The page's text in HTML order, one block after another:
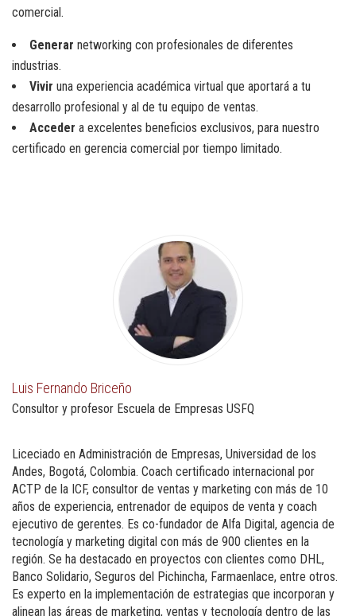
comercial.
Generar networking con profesionales de diferentes
industrias.
Vivir una experiencia académica virtual que aportará a tu
desarrollo profesional y al de tu equipo de ventas.
Acceder a excelentes beneficios exclusivos, para nuestro
certificado en gerencia comercial por tiempo limitado.
Luis Fernando Briceño
Consultor y profesor Escuela de Empresas USFQ
Liceciado en Administración de Empresas, Universidad de los
Andes, Bogotá, Colombia. Coach certificado internacional por
ACTP de la ICF, consultor de ventas y marketing con más de 10
años de experiencia, entrenador de equipos de venta y coach
ejecutivo de gerentes. Es co-fundador de Alfa Digital, agencia de
tecnología y marketing digital con más de 900 clientes en la
región. Se ha destacado en proyectos con clientes como DHL,
Banco Solidario, Seguros del Pichincha, Farmaenlace, entre otros.
Es experto en la implementación de estrategias que incorporan y
alinean las áreas de marketing, ventas y tecnología dentro de las